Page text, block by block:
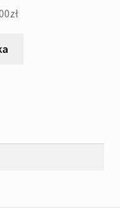
złAktualna